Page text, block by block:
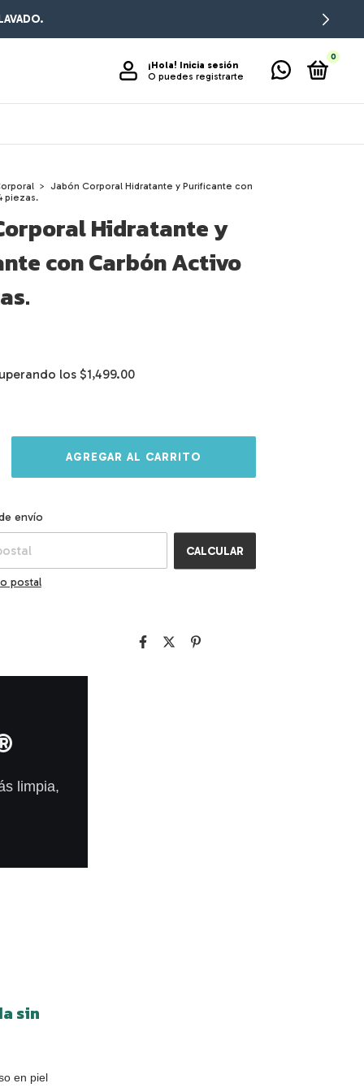
¡Hola! Inicia sesión
O puedes registrarte
0
> Jabón Corporal Hidratante y Purificante con
piezas.
Hidratante y
con Carbón Activo
los $1,499.00
CP:envío
CALCULAR
postal
limpia,
sin
en piel